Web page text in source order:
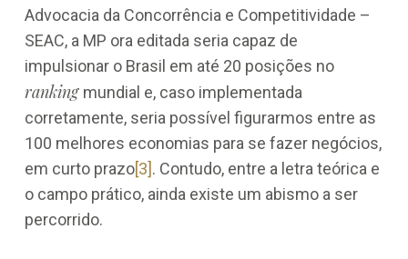
Advocacia da Concorrência e Competitividade –
SEAC, a MP ora editada seria capaz de
impulsionar o Brasil em até 20 posições no
ranking mundial e, caso implementada
corretamente, seria possível figurarmos entre as
100 melhores economias para se fazer negócios,
em curto prazo[3]. Contudo, entre a letra teórica e
o campo prático, ainda existe um abismo a ser
percorrido.